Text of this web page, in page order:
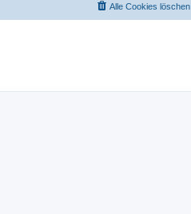
Alle Cookies löschen